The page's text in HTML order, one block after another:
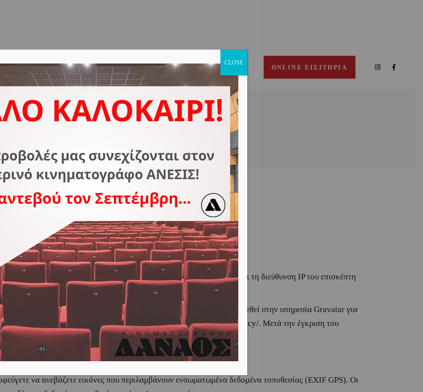
ΣΧΕΤΙΚΑ ΜΕ ΕΜΑΣ ΣΥΧΝΕΣ ΕΡΩΤΗΣΕΙΣ ΕΠΙΚΟΙΝΩΝΙΑ ONLINE ΕΙΣΙΤΗΡΙΑ
τα δεδομένα που εμφανίζονται στη φόρμα σχολίων, καθώς και τη διεύθυνση IP του επισκέπτη
στον εντοπισμό ανεπιθύμητων μηνυμάτων (spam).
από τη διεύθυνση email σας (γνωστή και ως hash) μπορεί να παρασχεθεί στην υπηρεσία Gravatar για
υπηρεσίας Gravatar είναι διαθέσιμη εδώ:https://automattic.com/privacy/. Μετά την έγκριση του
κοινό στο πλαίσιο του σχολίου σας.
να ανεβάζετε εικόνες που περιλαμβάνουν ενσωματωμένα δεδομένα τοποθεσίας (EXIF GPS). Οι
CLOSE